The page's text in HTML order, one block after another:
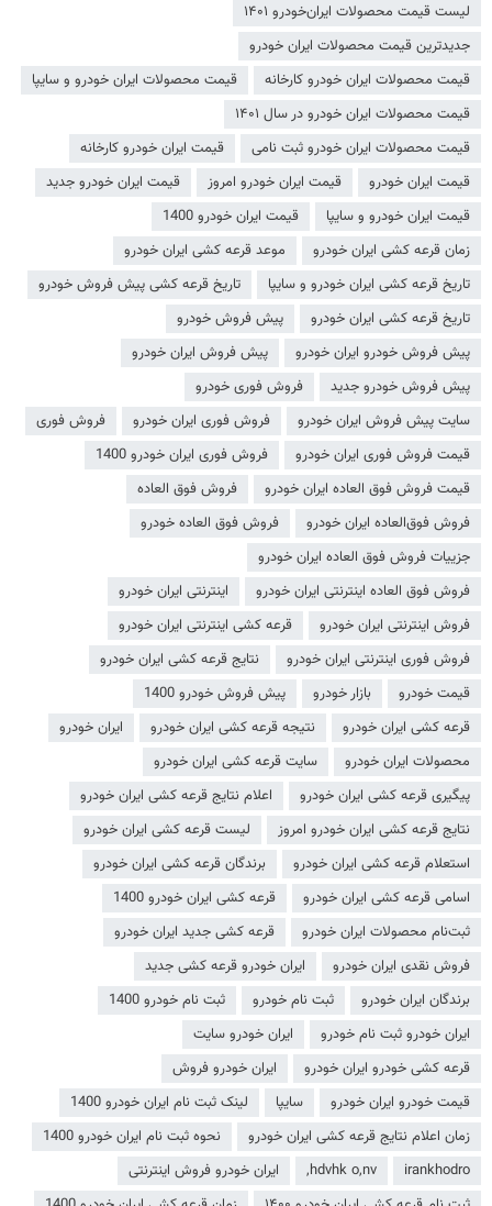
لیست قیمت محصولات ایران‌خودرو ۱۴۰۱
جدیدترین قیمت محصولات ایران خودرو
قیمت محصولات ایران خودرو کارخانه
قیمت محصولات ایران خودرو و سایپا
قیمت محصولات ایران خودرو در سال ۱۴۰۱
قیمت محصولات ایران خودرو ثبت نامی
قیمت ایران خودرو کارخانه
قیمت ایران خودرو
قیمت ایران خودرو امروز
قیمت ایران خودرو جدید
قیمت ایران خودرو و سایپا
قیمت ایران خودرو 1400
زمان قرعه کشی ایران خودرو
موعد قرعه کشی ایران خودرو
تاریخ قرعه کشی ایران خودرو و سایپا
تاریخ قرعه کشی پیش فروش خودرو
تاریخ قرعه کشی ایران خودرو
پیش فروش خودرو
پیش فروش خودرو ایران خودرو
پیش فروش ایران خودرو
پیش فروش خودرو جدید
فروش فوری خودرو
سایت پیش فروش ایران خودرو
فروش فوری ایران خودرو
فروش فوری
قیمت فروش فوری ایران خودرو
فروش فوری ایران خودرو 1400
قیمت فروش فوق العاده ایران خودرو
فروش فوق العاده
فروش فوق‌العاده ایران خودرو
فروش فوق العاده خودرو
جزییات فروش فوق العاده ایران خودرو
فروش فوق العاده اینترنتی ایران خودرو
اینترنتی ایران خودرو
فروش اینترنتی ایران خودرو
قرعه کشی اینترنتی ایران خودرو
فروش فوری اینترنتی ایران خودرو
نتایج قرعه کشی ایران خودرو
قیمت خودرو
بازار خودرو
پیش فروش خودرو 1400
قرعه کشی ایران خودرو
نتیجه قرعه کشی ایران خودرو
ایران خودرو
محصولات ایران خودرو
سایت قرعه کشی ایران خودرو
پیگیری قرعه کشی ایران خودرو
اعلام نتایج قرعه کشی ایران خودرو
نتایج قرعه کشی ایران خودرو امروز
لیست قرعه کشی ایران خودرو
استعلام قرعه کشی ایران خودرو
برندگان قرعه کشی ایران خودرو
اسامی قرعه کشی ایران خودرو
قرعه کشی ایران خودرو 1400
ثبت‌نام محصولات ایران خودرو
قرعه کشی جدید ایران خودرو
فروش نقدی ایران خودرو
ایران خودرو قرعه کشی جدید
برندگان ایران خودرو
ثبت نام خودرو
ثبت نام خودرو 1400
ایران خودرو ثبت نام خودرو
ایران خودرو سایت
قرعه کشی خودرو ایران خودرو
ایران خودرو فروش
قیمت خودرو ایران خودرو
سایپا
لینک ثبت نام ایران خودرو 1400
زمان اعلام نتایج قرعه کشی ایران خودرو
نحوه ثبت نام ایران خودرو 1400
irankhodro
hdvhk o,nv,
ایران خودرو فروش اینترنتی